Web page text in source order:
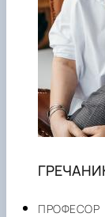
ПРОФЕСОР
ГРЕЧАНИК